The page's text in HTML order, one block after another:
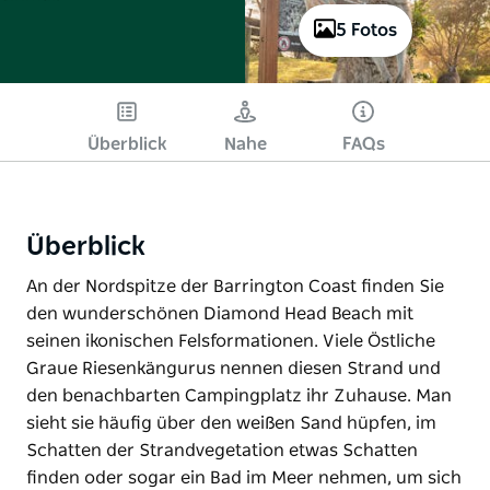
5 Fotos
Überblick Nahe FAQs
Überblick
An der Nordspitze der Barrington Coast finden Sie
den wunderschönen Diamond Head Beach mit
seinen ikonischen Felsformationen. Viele Östliche
Graue Riesenkängurus nennen diesen Strand und
den benachbarten Campingplatz ihr Zuhause. Man
sieht sie häufig über den weißen Sand hüpfen, im
Schatten der Strandvegetation etwas Schatten
finden oder sogar ein Bad im Meer nehmen, um sich